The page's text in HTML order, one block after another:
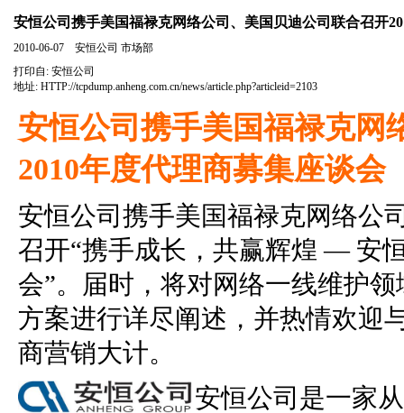
安恒公司携手美国福禄克网络公司、美国贝迪公司联合召开
2010-06-07 安恒公司 市场部
打印自: 安恒公司
地址: HTTP://tcpdump.anheng.com.cn/news/article.php?articleid=2103
安恒公司携手美国福禄克网
2010年度代理商募集座谈会
安恒公司携手美国福禄克网络公
召开“携手成长，共赢辉煌 — 安
会”。届时，将对网络一线维护
方案进行详尽阐述，并热情欢迎
商营销大计。
安恒公司是一家